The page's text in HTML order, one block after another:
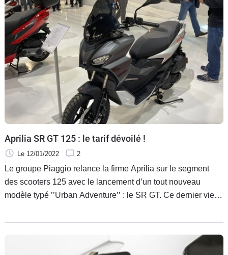
Aprilia SR GT 125 : le tarif dévoilé !
Le 12/01/2022 2
Le groupe Piaggio relance la firme Aprilia sur le segment
des scooters 125 avec le lancement d’un tout nouveau
modèle typé ’’Urban Adventure’’ : le SR GT. Ce dernier vient
silence. En attendant l’essai, voici déjà son tarif !